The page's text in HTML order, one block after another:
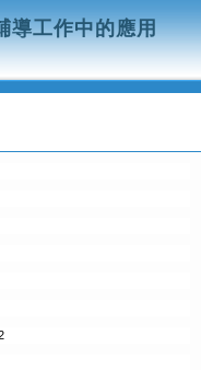
導工作中的應用